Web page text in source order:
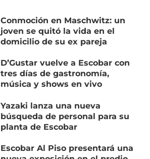
Conmoción en Maschwitz: un
joven se quitó la vida en el
domicilio de su ex pareja
D’Gustar vuelve a Escobar con
tres días de gastronomía,
música y shows en vivo
Yazaki lanza una nueva
búsqueda de personal para su
planta de Escobar
Escobar Al Piso presentará una